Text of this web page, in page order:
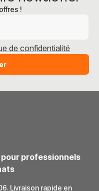
!
de confidentialité
professionnels
Livraison rapide en